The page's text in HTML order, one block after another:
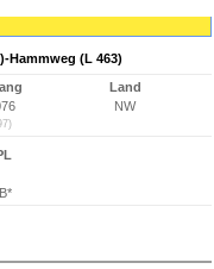
Hammweg (L 463)
Land
NW